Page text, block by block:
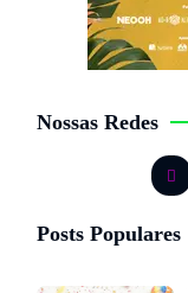
Nossas Redes
Posts Populares